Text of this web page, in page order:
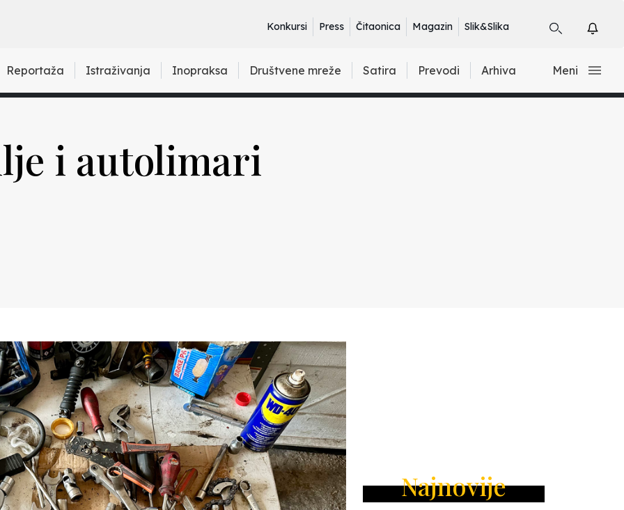
Konkursi Press Čitaonica Magazin Slik&Slika
Reportaža Istraživanja Inopraksa Društvene mreže Satira Prevodi Arhiva Meni
i autolimari
Dva nastavnika iz škole Musa